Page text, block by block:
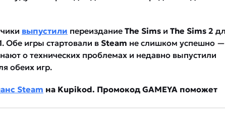
выпустили переиздание The Sims и The Sims 2
. Обе игры стартовали в Steam не слишком успешно —
о технических проблемах и недавно выпустили
обеих игр.
Steam на Kupikod. Промокод GAMEYA поможет